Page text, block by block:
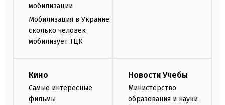
мобилизации
Мобилизация в Украине:
сколько человек
мобилизует ТЦК
Кино
Самые интересные
фильмы
Новости Учебы
Министерство
образования и науки